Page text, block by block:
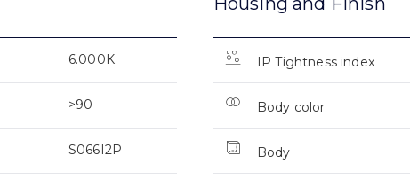
6.000K
>90
S066I2P
IP Tightness index
Body color
Body